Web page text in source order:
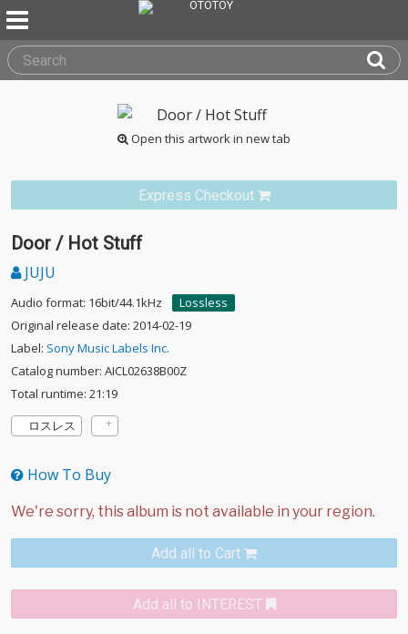
Open this artwork in new tab
Express Checkout
Door / Hot Stuff
JUJU
Audio format: 16bit/44.1kHz
Lossless
Original release date: 2014-02-19
Label: Sony Music Labels Inc.
Catalog number: AICL02638B00Z
Total runtime: 21:19
ロスレス
How To Buy
Add all to Cart
Add all to INTEREST